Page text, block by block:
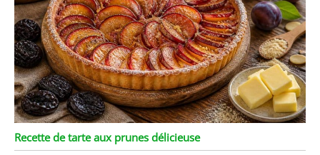
Recette de tarte aux prunes délicieuse